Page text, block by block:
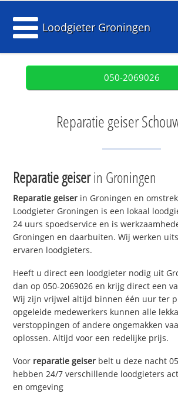
Loodgieter Groningen
050-2069026
Reparatie geiser
Reparatie geiserin Groningen
Reparatie geiser in Groningen en
Loodgieter Groningen is een lokaal
24 uurs spoedservice en is
Groningen en daarbuiten. Wij werken
ervaren loodgieters.
Heeft u direct een loodgieter nodig uit
dan op 050-2069026 en krijg direct een
Wij zijn vrijwel altijd binnen één uur ter
opgeleide medewerkers kunnen alle
verstoppingen of andere ongemakken
oplossen. Altijd voor een redelijke prijs.
Voor reparatie geiser belt u deze nacht
hebben 24/7 verschillende loodgieters
en omgeving